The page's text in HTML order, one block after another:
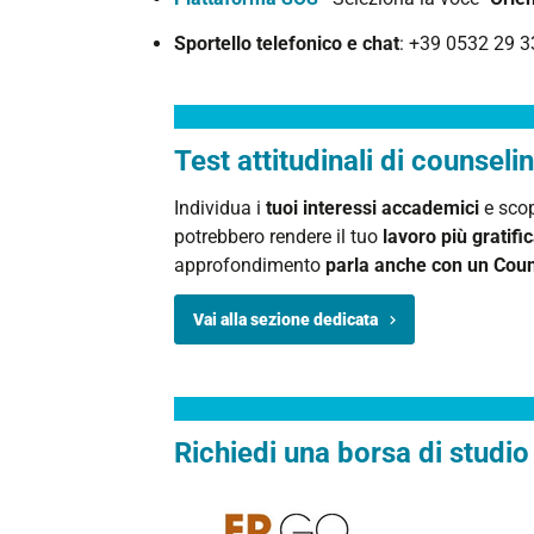
Sportello telefonico e chat: +39 0532 29
Test attitudinali di
Individua i tuoi interessi accademici e
potrebbero rendere il tuo lavoro più
approfondimento parla anche con un
Vai alla sezione dedicata
Richiedi una borsa di